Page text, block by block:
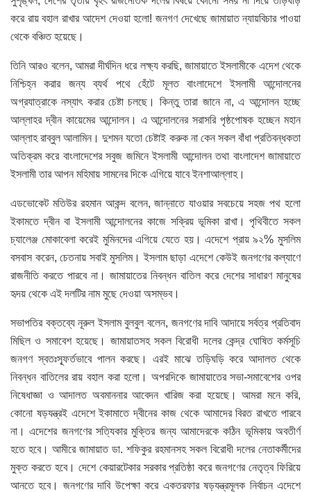
করে রায় বহাল রাখার আদেশ দেওয়া হলো! জনগণ দেখেছে জামায়াত ন্যায়বিচার পাওয়া
থেকে বঞ্চিত হয়েছে।
তিনি আরও বলেন, আমরা দীর্ঘদিন ধরে লক্ষ্য করছি, জামায়াতে ইসলামীকে এদেশ থেকে
নিশ্চিহ্ন করার জন্য ব্যর্থ পথে হেঁটে মূলত বাংলাদেশে ইসলামী আন্দোলনের
অগ্রযাত্রাকে নস্যাৎ করার চেষ্টা চলছে। কিন্তু তারা জানে না, এ আন্দোলন হচ্ছে
আল্লাহর দ্বীন কায়েমের আন্দোলন। এ আন্দোলনের সরাসরি পৃষ্ঠপোষক হচ্ছেন মহান
আল্লাহ রাব্বুল আলামিন। দুশমন যতো চেষ্টাই করুক না কেন সকল বাঁধা প্রতিবন্ধকতা
অতিক্রম করে বাংলাদেশের সবুজ জমিনে ইসলামী আন্দোলন তথা বাংলাদেশ জামায়াতে
ইসলামী তার আপন মহিমায় সামনের দিকে এগিয়ে যাবে ইনশাআল্লাহ।
এডভোকেট মতিউর রহমান আকন্দ বলেন, জান্নাতে যাওয়ার সবচেয়ে সহজ পথ হলো
ইকামতে দ্বীন বা ইসলামী আন্দোলনের কাজে সক্রিয় ভূমিকা রাখা। পৃথিবীতে সকল
চ্যালেঞ্জ মোকাবেলা করেই মুমিনদের এগিয়ে যেতে হয়। এদেশে প্রায় ৯২% মুসলিম
বসবাস করেন, চেতনায় সবাই মুসলিম। ইসলাম ছাড়া এদেশে কেউই জনগণের কল্যাণে
রাজনীতি করতে পারবে না। জামায়াতের নিবন্ধন বাতিল করে দেশের সাধারণ মানুষের
হৃদয় থেকে এই দলটির নাম মুছে দেওয়া অসম্ভব।
সভাপতির বক্তব্যে নূরুল ইসলাম বুলবুল বলেন, জনগণের দাবি আদায়ে সর্বত্র প্রতিবাদ
মিছিল ও সমাবেশ হয়েছে। জামায়াতসহ সকল বিরোধী দলের কেন্দ্র ঘোষিত কর্মসূচি
জনগণ স্বতঃস্ফূর্তভাবে পালন করছে। এরই মাঝে তড়িঘড়ি করে আদালত থেকে
নিবন্ধন বাতিলের রায় বহাল করা হলো। অপরদিকে জামায়াতের সভা-সমাবেশের ওপর
নিষেধাজ্ঞা ও আদালত অবমাননার আবেদন খারিজ করা হয়েছে। আমরা মনে করি,
কোনো ষড়যন্ত্রই এদেশে ইকামাতে দ্বীনের কাজ থেকে আমাদের বিরত রাখতে পারবে
না। এদেশের জনগণের সত্যিকার মুক্তির জন্য আমাদেরকে কঠিন ভূমিকায় অবতীর্ণ
হতে হবে। আমীরে জামায়াত ডা. শফিকুর রহমানসহ সকল বিরোধী দলের নেতাকর্মীদের
মুক্ত করতে হবে। দেশে কেয়ারটেকার সরকার প্রতিষ্ঠা করে জনগণের নেতৃত্ব ফিরিয়ে
আনতে হবে। জনগণের দাবি উপেক্ষা করে একতরফার ষড়যন্ত্রমূলক নির্বাচন এদেশে